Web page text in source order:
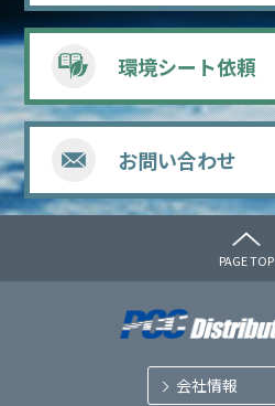
環境シート依頼
お問い合わせ
PAGE TOP
会社情報